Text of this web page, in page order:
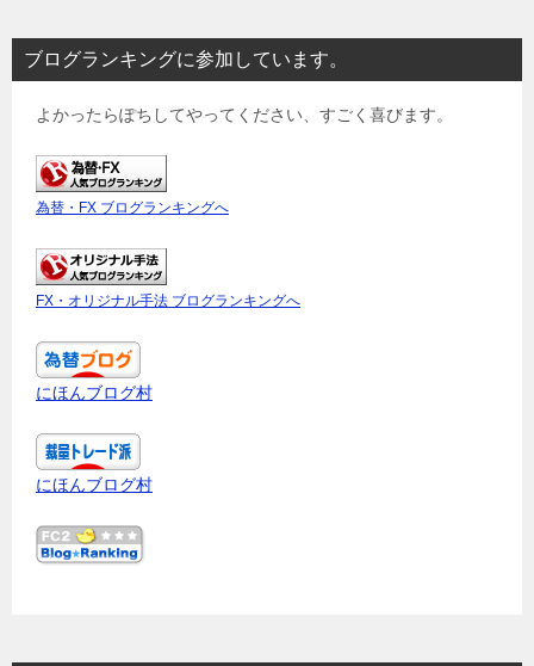
ブログランキングに参加しています。
よかったらぽちしてやってください、すごく喜びます。
為替・FX ブログランキングへ
FX・オリジナル手法 ブログランキングへ
にほんブログ村
にほんブログ村